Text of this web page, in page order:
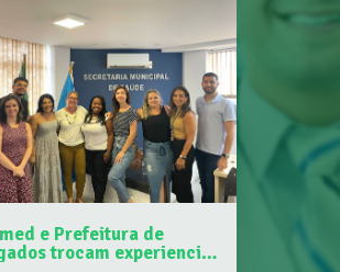
e Prefeitura de
trocam experiencias